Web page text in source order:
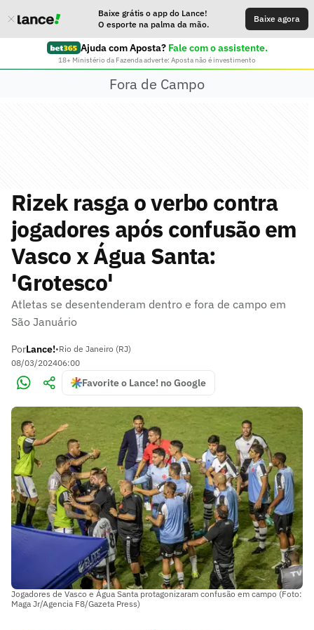
Baixe grátis o app do Lance!
O esporte na palma da mão.
Baixe agora
Ajuda com Aposta? Fale com o assistente.
18+ Ministério da Fazenda adverte: Aposta não é investimento
Fora de Campo
Rizek rasga o verbo contra
jogadores após confusão em
Vasco x Água Santa:
'Grotesco'
Atletas se desentenderam dentro e fora de campo em
São Januário
PorLance!•Rio de Janeiro (RJ)
08/03/202406:00
Favorite o Lance! no Google
Jogadores de Vasco e Água Santa protagonizaram confusão em campo (Foto:
Maga Jr/Agencia F8/Gazeta Press)